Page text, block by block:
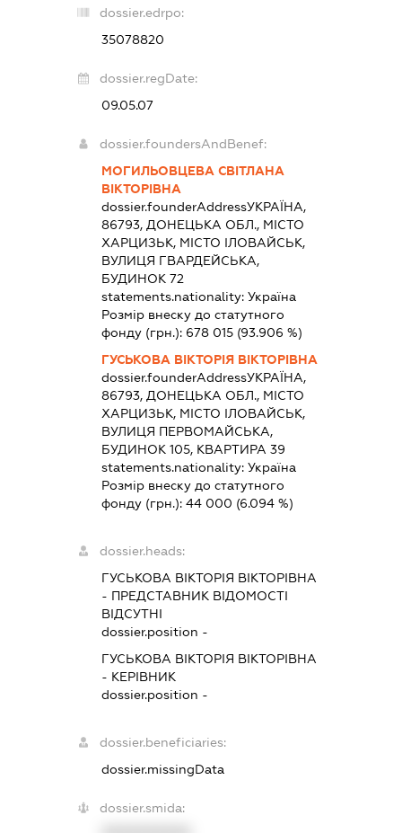
dossier.edrpo:
35078820
dossier.regDate:
09.05.07
dossier.foundersAndBenef:
МОГИЛЬОВЦЕВА СВІТЛАНА
ВІКТОРІВНА
dossier.founderAddressУКРАЇНА,
86793, ДОНЕЦЬКА ОБЛ., МІСТО
ХАРЦИЗЬК, МІСТО ІЛОВАЙСЬК,
ВУЛИЦЯ ГВАРДЕЙСЬКА,
БУДИНОК 72
statements.nationality: Україна
Розмір внеску до статутного
фонду (грн.): 678 015(93.906 %)
ГУСЬКОВА ВІКТОРІЯ ВІКТОРІВНА
dossier.founderAddressУКРАЇНА,
86793, ДОНЕЦЬКА ОБЛ., МІСТО
ХАРЦИЗЬК, МІСТО ІЛОВАЙСЬК,
ВУЛИЦЯ ПЕРВОМАЙСЬКА,
БУДИНОК 105, КВАРТИРА 39
statements.nationality: Україна
Розмір внеску до статутного
фонду (грн.): 44 000 (6.094 %)
dossier.heads:
ГУСЬКОВА ВІКТОРІЯ ВІКТОРІВНА
- ПРЕДСТАВНИКВІДОМОСТІ
ВІДСУТНІ
dossier.position -
ГУСЬКОВА ВІКТОРІЯ ВІКТОРІВНА
- КЕРІВНИК
dossier.position -
dossier.beneficiaries:
dossier.missingData
dossier.smida: